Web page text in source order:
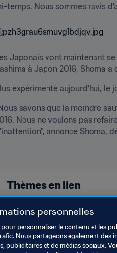
temps. Nous sommes ravis
Japonais vont maintenant
à Japon 2016, Shoma
expérimenté aujourd'hui, le
savons que la moindre
Nous ne voulons pas
annonce Shoma,
Thèmes en lien
Compétitions FIFA
personnelles
personnaliser le contenu et les
Nous partageons également
publicitaires et de médias sociaux.